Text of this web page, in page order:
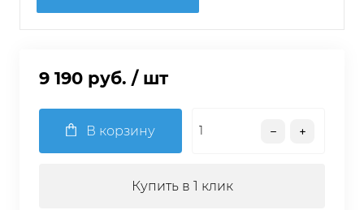
9 190 руб. / шт
В корзину
Купить в 1 клик